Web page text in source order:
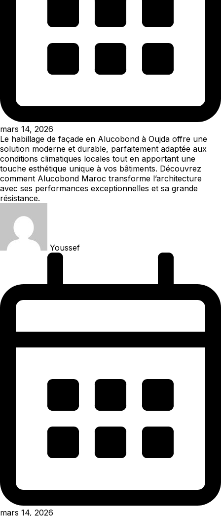
mars 14, 2026
Le habillage de façade en Alucobond à Oujda offre une
solution moderne et durable, parfaitement adaptée aux
conditions climatiques locales tout en apportant une
touche esthétique unique à vos bâtiments. Découvrez
comment Alucobond Maroc transforme l’architecture
avec ses performances exceptionnelles et sa grande
résistance.
Youssef
mars 14, 2026